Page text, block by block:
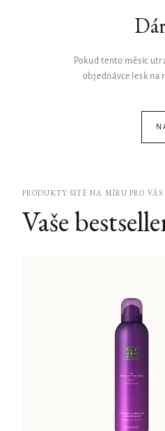
Pokud tento měsíc
objednávce lesk na
PRODUKTY ŠITÉ NA MÍRU PRO VÁS
Vaše